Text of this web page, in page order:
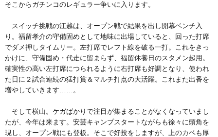
そこからガチンコのレギュラー争いに入ります。
スイッチ挑戦の江越は、オープン戦で結果を出し開幕ベンチ入
り。福留孝介の守備固めとして地味に出場していると、回った打席
でダメ押しタイムリー。左打席でレフト線を破る一打。これをきっ
かけに、守備固め・代走に留まらず、福留休養日のスタメン起用。
確実性の高い左打席につられるように右打席も好調となり、使われ
た日に２試合連続の猛打賞＆マルチ打点の大活躍。これまた出番を
増やしていきます……。
そして横山。ケガばかりで注目が集まることがなくなっていまし
たが、今年は来ます。安芸キャンプスタートながらも徐々に頭角を
現し、オープン戦にも登板。そこで好投をしますが、上のカベも厚